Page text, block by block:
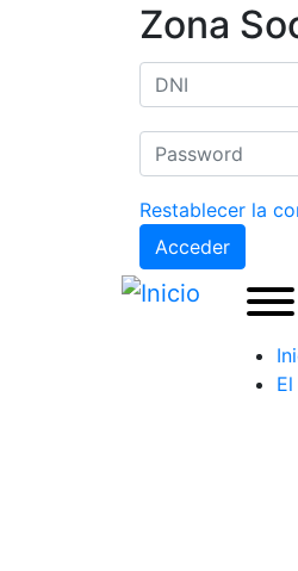
Zona
Restablecer la
Acceder